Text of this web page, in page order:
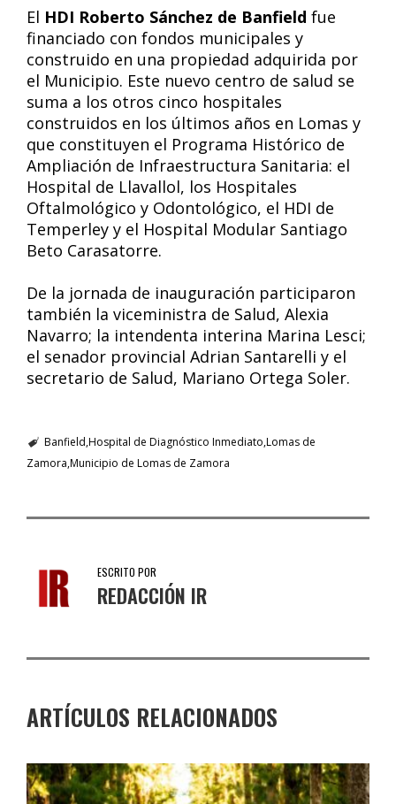
El HDI Roberto Sánchez de Banfield fue
financiado con fondos municipales y
construido en una propiedad adquirida por
el Municipio. Este nuevo centro de salud se
suma a los otros cinco hospitales
construidos en los últimos años en Lomas y
que constituyen el Programa Histórico de
Ampliación de Infraestructura Sanitaria: el
Hospital de Llavallol, los Hospitales
Oftalmológico y Odontológico, el HDI de
Temperley y el Hospital Modular Santiago
Beto Carasatorre.
De la jornada de inauguración participaron
también la viceministra de Salud, Alexia
Navarro; la intendenta interina Marina Lesci;
el senador provincial Adrian Santarelli y el
secretario de Salud, Mariano Ortega Soler.
Banfield Hospital de Diagnóstico Inmediato Lomas de
Zamora Municipio de Lomas de Zamora
ESCRITO POR
REDACCIÓN IR
ARTÍCULOS RELACIONADOS